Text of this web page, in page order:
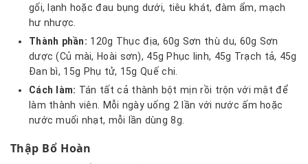
gối, lạnh hoặc đau bụng dưới, tiêu khát, đàm ẩm, mạch
hư nhược.
Thành phần: 120g Thục địa, 60g Sơn thù du, 60g Sơn
dược (Củ mài, Hoài sơn), 45g Phục linh, 45g Trạch tả, 45g
Đan bì, 15g Phụ tử, 15g Quế chi.
Cách làm: Tán tất cả thành bột mịn rồi trộn với mật để
làm thành viên. Mỗi ngày uống 2 lần với nước ấm hoặc
nước muối nhạt, mỗi lần dùng 8g.
Thập Bổ Hoàn